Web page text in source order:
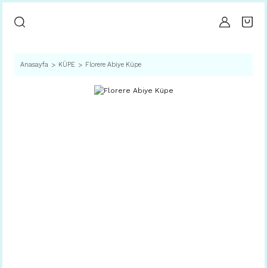
Anasayfa KÜPE Florere Abiye Küpe